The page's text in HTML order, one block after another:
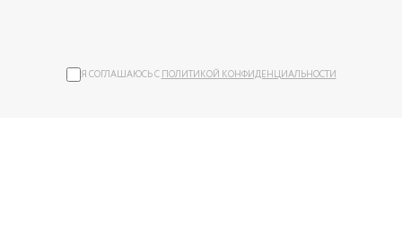
Я СОГЛАШАЮСЬ СПОЛИТИКОЙ КОНФИДЕНЦИАЛЬНОСТИ